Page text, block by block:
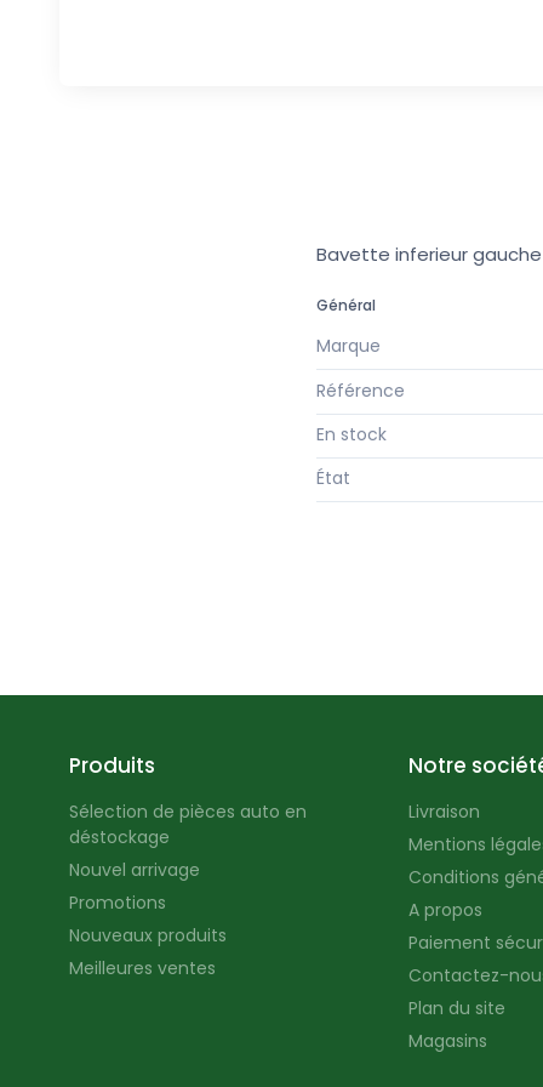
Bavette inferieur
Général
Marque
Référence
En stock
État
Produits
Sélection de pièces auto en
déstockage
Nouvel arrivage
Promotions
Nouveaux produits
Meilleures ventes
Notre
Livraison
Mentions
Conditions
A propos
Paiement
Contactez-
Plan du site
Magasins